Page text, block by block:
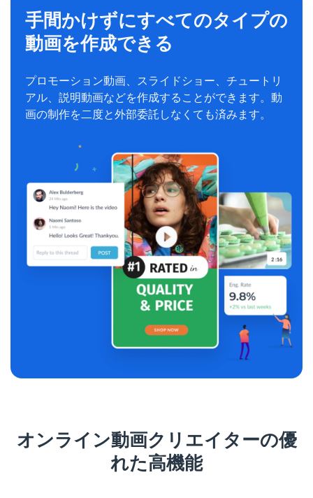
手間かけずにすべてのタイプの
動画を作成できる
プロモーション動画、スライドショー、チュートリ
アル、説明動画などを作成することができます。動
画の制作を二度と外部委託しなくても済みます。
オンライン動画クリエイターの優
れた高機能